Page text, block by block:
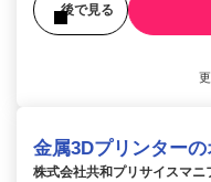
後で見る
金属3Dプリンター
株式会社共和プリサイスマニ